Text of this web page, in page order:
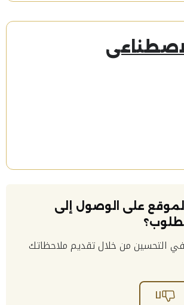
على الوصول إلى
التحسين من خلال تقديم ملاحظاتك
لا